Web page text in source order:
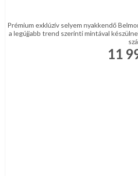
Prémium exklúzív selyem nyakkendő
a legújjabb trend szerinti mintával
11